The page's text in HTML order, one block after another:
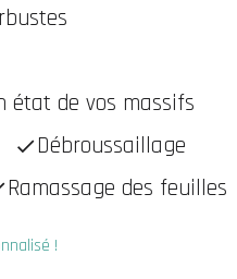
état de vos massifs
Débroussaillage
Ramassage des feuilles
!